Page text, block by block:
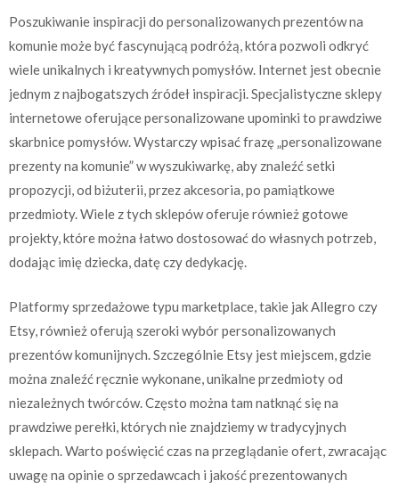
Poszukiwanie inspiracji do personalizowanych prezentów na
komunie może być fascynującą podróżą, która pozwoli odkryć
wiele unikalnych i kreatywnych pomysłów. Internet jest obecnie
jednym z najbogatszych źródeł inspiracji. Specjalistyczne sklepy
internetowe oferujące personalizowane upominki to prawdziwe
skarbnice pomysłów. Wystarczy wpisać frazę „personalizowane
prezenty na komunie” w wyszukiwarkę, aby znaleźć setki
propozycji, od biżuterii, przez akcesoria, po pamiątkowe
przedmioty. Wiele z tych sklepów oferuje również gotowe
projekty, które można łatwo dostosować do własnych potrzeb,
dodając imię dziecka, datę czy dedykację.
Platformy sprzedażowe typu marketplace, takie jak Allegro czy
Etsy, również oferują szeroki wybór personalizowanych
prezentów komunijnych. Szczególnie Etsy jest miejscem, gdzie
można znaleźć ręcznie wykonane, unikalne przedmioty od
niezależnych twórców. Często można tam natknąć się na
prawdziwe perełki, których nie znajdziemy w tradycyjnych
sklepach. Warto poświęcić czas na przeglądanie ofert, zwracając
uwagę na opinie o sprzedawcach i jakość prezentowanych